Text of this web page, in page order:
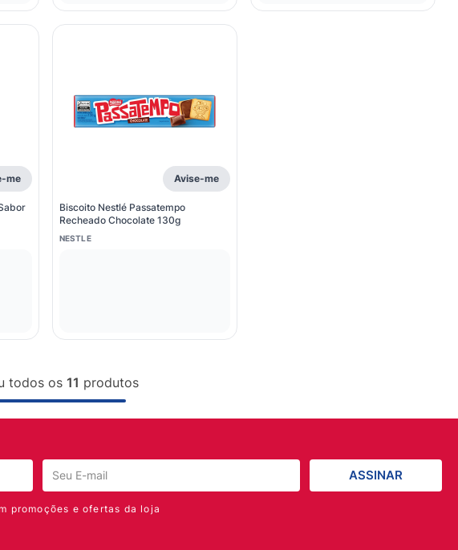
me Avise-me
Biscoito Nestlé Passatempo
Recheado Chocolate 130g
NESTLE
todos os 11 produtos
ASSINAR
promoções e ofertas da loja